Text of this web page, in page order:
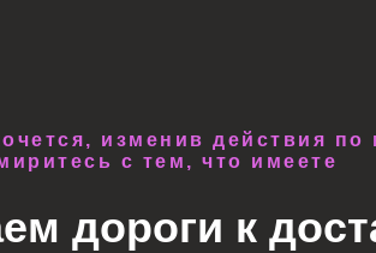
изменив действия по
с тем, что имеете
дороги к